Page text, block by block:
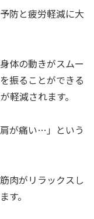
防と疲労軽減に大
体の動きがスムー
振ることができる
軽減されます。
が痛い…」という
肉がリラックスし
す。